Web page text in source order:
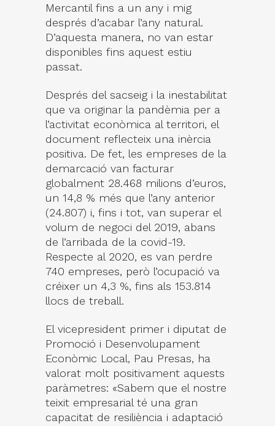
Mercantil fins a un any i mig
després d’acabar l’any natural.
D’aquesta manera, no van estar
disponibles fins aquest estiu
passat.
Després del sacseig i la inestabilitat
que va originar la pandèmia per a
l’activitat econòmica al territori, el
document reflecteix una inèrcia
positiva. De fet, les empreses de la
demarcació van facturar
globalment 28.468 milions d’euros,
un 14,8 % més que l’any anterior
(24.807) i, fins i tot, van superar el
volum de negoci del 2019, abans
de l’arribada de la covid-19.
Respecte al 2020, es van perdre
740 empreses, però l’ocupació va
créixer un 4,3 %, fins als 153.814
llocs de treball.
El vicepresident primer i diputat de
Promoció i Desenvolupament
Econòmic Local, Pau Presas, ha
valorat molt positivament aquests
paràmetres: «Sabem que el nostre
teixit empresarial té una gran
capacitat de resiliència i adaptació